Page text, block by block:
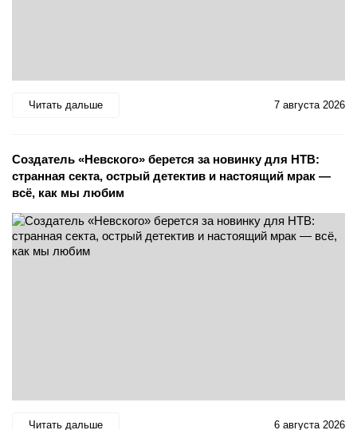
Читать дальше 7 августа 2026
Создатель «Невского» берется за новинку для НТВ:
странная секта, острый детектив и настоящий мрак —
всё, как мы любим
Читать дальше 6 августа 2026